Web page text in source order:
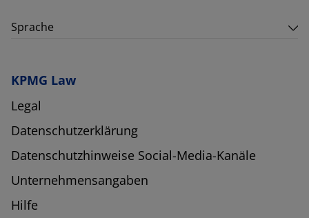
Sprache
KPMG Law
Legal
Datenschutzerklärung
Datenschutzhinweise Social-Media-Kanäle
Unternehmensangaben
Hilfe